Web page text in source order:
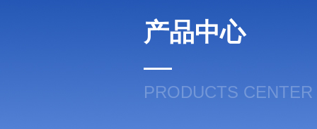
产品中心
PRODUCTS CENTER